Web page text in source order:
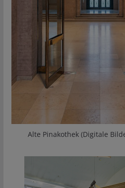
Alte Pinakothek (Digitale